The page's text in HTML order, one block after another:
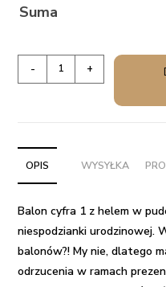
Suma
Balon
1
helem
w
pudełku+
imię
- +
OPIS WYSYŁKA
Balon cyfra 1 z helem w
niespodzianki urodzinowej.
balonów?! My nie, dlatego
odrzucenia w ramach